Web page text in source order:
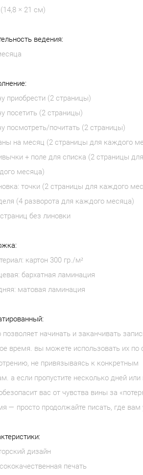
(14,8 × 21 см)
ведения:
приобрести (2 страницы)
посетить (2 страницы)
посмотреть/почитать (2 страницы)
на месяц (2 страницы для каждого
+ поле для списка (2 страницы для
месяца)
точки (2 страницы для каждого
(4 разворота для каждого месяца)
страниц без линовки
картон 300 гр./м²
бархатная ламинация
матовая ламинация
позволяет начинать и заканчивать
время. вы можете использовать их по
не привязываясь к конкретным
а если пропустите несколько дней или
вас от чувства вины за
— просто продолжайте писать, где вам
дизайн
печать